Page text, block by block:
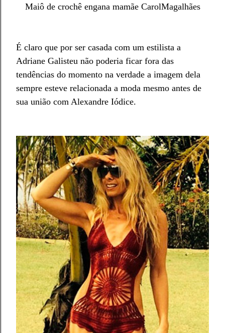
Maiô de crochê engana mamãe CarolMagalhães
É claro que por ser casada com um estilista a
Adriane Galisteu não poderia ficar fora das
tendências do momento na verdade a imagem dela
sempre esteve relacionada a moda mesmo antes de
sua união com Alexandre Iódice.